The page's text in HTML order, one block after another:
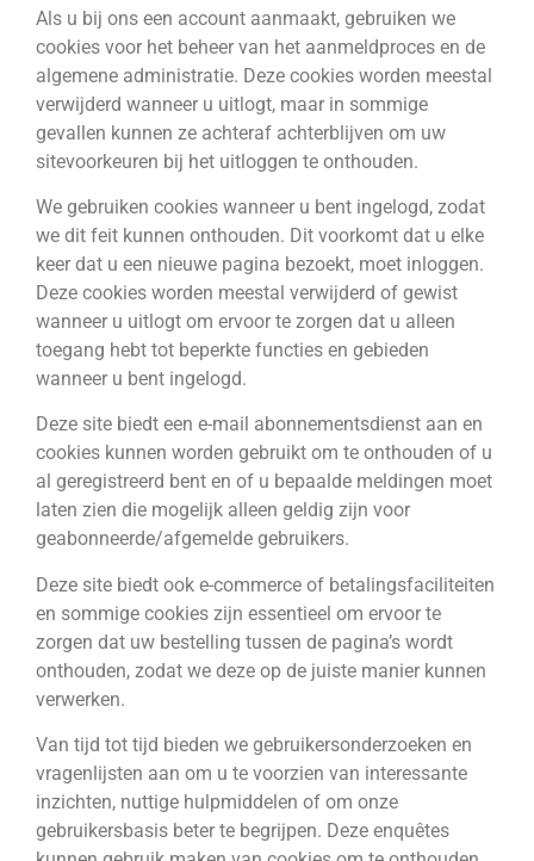
Als u bij ons een account aanmaakt, gebruiken we
cookies voor het beheer van het aanmeldproces en de
algemene administratie. Deze cookies worden meestal
verwijderd wanneer u uitlogt, maar in sommige
gevallen kunnen ze achteraf achterblijven om uw
sitevoorkeuren bij het uitloggen te onthouden.
We gebruiken cookies wanneer u bent ingelogd, zodat
we dit feit kunnen onthouden. Dit voorkomt dat u elke
keer dat u een nieuwe pagina bezoekt, moet inloggen.
Deze cookies worden meestal verwijderd of gewist
wanneer u uitlogt om ervoor te zorgen dat u alleen
toegang hebt tot beperkte functies en gebieden
wanneer u bent ingelogd.
Deze site biedt een e-mail abonnementsdienst aan en
cookies kunnen worden gebruikt om te onthouden of u
al geregistreerd bent en of u bepaalde meldingen moet
laten zien die mogelijk alleen geldig zijn voor
geabonneerde/afgemelde gebruikers.
Deze site biedt ook e-commerce of betalingsfaciliteiten
en sommige cookies zijn essentieel om ervoor te
zorgen dat uw bestelling tussen de pagina’s wordt
onthouden, zodat we deze op de juiste manier kunnen
verwerken.
Van tijd tot tijd bieden we gebruikersonderzoeken en
vragenlijsten aan om u te voorzien van interessante
inzichten, nuttige hulpmiddelen of om onze
gebruikersbasis beter te begrijpen. Deze enquêtes